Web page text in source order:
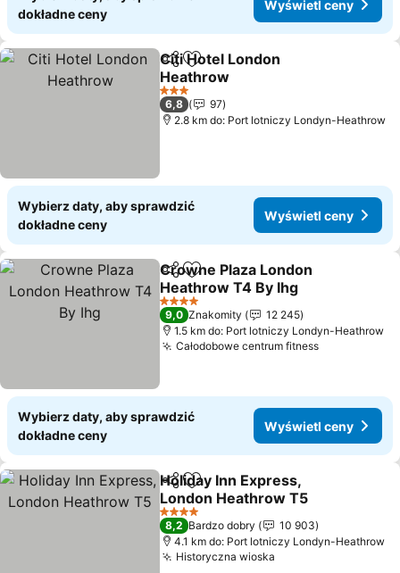
dokładne ceny
Wyświetl ceny
UdostępnijDodaj do ulubionych
Citi Hotel London
Heathrow
Wyświetl ceny
3 Kategoria
6,8
97
2.8 km do: Port lotniczy Londyn-Heathrow
Wybierz daty, aby sprawdzić
dokładne ceny
Wyświetl ceny
UdostępnijDodaj do ulubionych
Crowne Plaza London
Heathrow T4 By Ihg
Wyświetl ceny
4 Kategoria
9,0 Znakomity
12 245
1.5 km do: Port lotniczy Londyn-Heathrow
Całodobowe centrum fitnessWyświetl
Wybierz daty, aby sprawdzić
dokładne ceny
Wyświetl ceny
Udostępnij
Dodaj do ulubionych
Holiday Inn Express,
London Heathrow T5
Wyświetl ceny
4 Kategoria
8,2 Bardzo dobry
10 903
4.1 km do: Port lotniczy Londyn-Heathrow
Historyczna wioska